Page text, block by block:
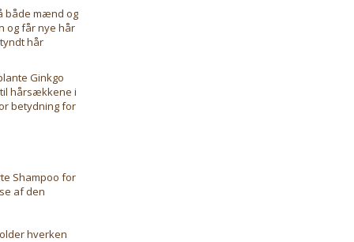
både mænd og
og får nye hår
hår
Ginkgo
hårsækkene i
betydning for
Shampoo for
af den
hverken